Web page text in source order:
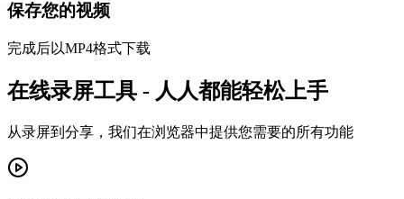
保存您的视频
完成后以MP4格式下载
在线录屏工具 - 人人都能轻松上手
从录屏到分享，我们在浏览器中提供您需要的所有功能